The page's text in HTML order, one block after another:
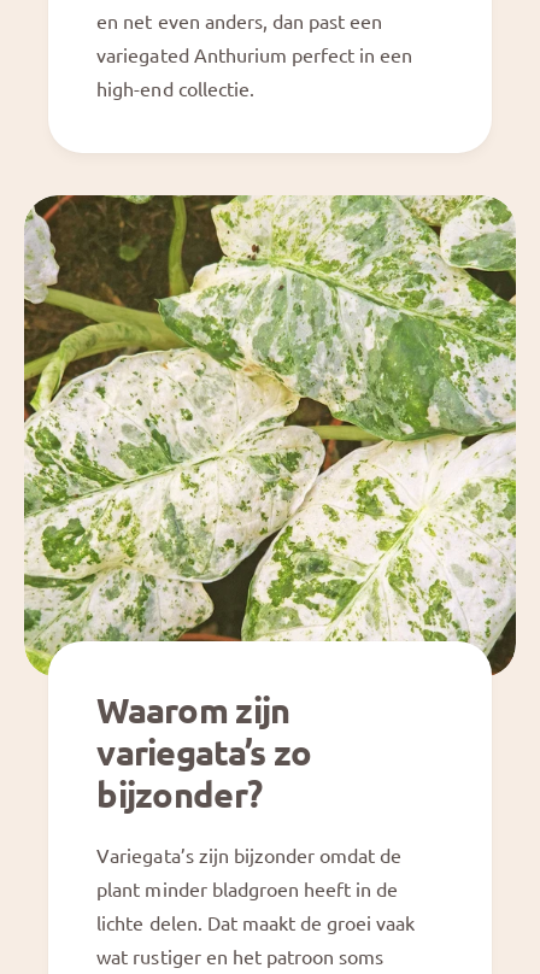
en net even anders, dan past een
variegated Anthurium perfect in een
high-end collectie.
Waarom zijn
variegata’s zo
bijzonder?
Variegata’s zijn bijzonder omdat de
plant minder bladgroen heeft in de
lichte delen. Dat maakt de groei vaak
wat rustiger en het patroon soms